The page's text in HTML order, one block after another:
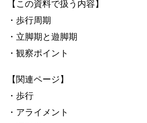
【この資料で扱う内容】
・歩行周期
・立脚期と遊脚期
・観察ポイント
【関連ページ】
・歩行
・アライメント